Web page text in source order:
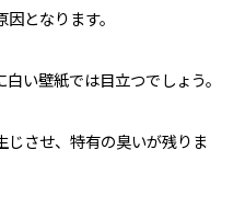
となります。
い壁紙では目立つでしょう。
させ、特有の臭いが残りま